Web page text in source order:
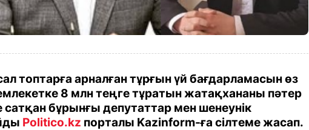
топтарға арналған тұрғын үй бағдарламасын өз
8 млн теңге тұратын жатақхананы пәтер
сатқан бұрынғы депутаттар мен шенеунік
Politico.kz порталы Kazinform-ға сілтеме жасап.